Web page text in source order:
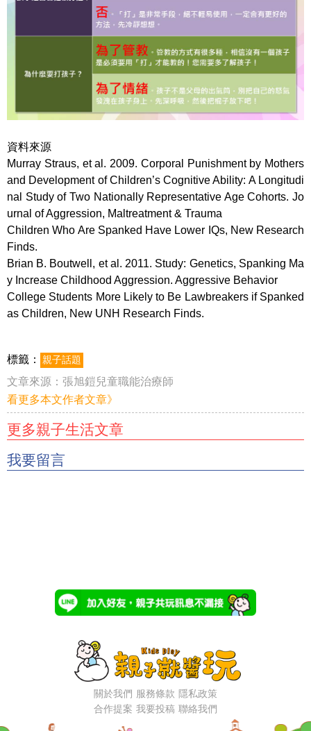
資料來源
Murray Straus, et al. 2009. Corporal Punishment by Mothers
and Development of Children’s Cognitive Ability: A Longitudi
nal Study of Two Nationally Representative Age Cohorts. Jo
urnal of Aggression, Maltreatment & Trauma
Children Who Are Spanked Have Lower IQs, New Research
Finds.
Brian B. Boutwell, et al. 2011. Study: Genetics, Spanking Ma
y Increase Childhood Aggression. Aggressive Behavior
College Students More Likely to Be Lawbreakers if Spanked
as Children, New UNH Research Finds.
標籤： 親子話題
文章來源： 張旭鎧兒童職能治療師
看更多本文作者文章》
更多親子生活文章
我要留言
關於我們 服務條款 隱私政策
合作提案 我要投稿 聯絡我們